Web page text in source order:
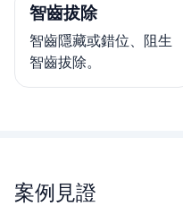
智齒拔除
智齒隱藏或錯位、阻生
智齒拔除。
案例見證